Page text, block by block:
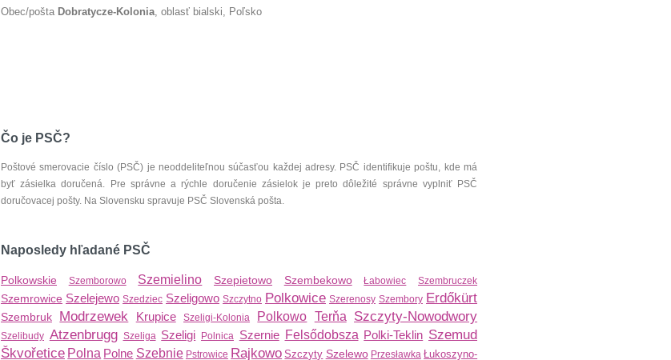
Obec/pošta Dobratycze-Kolonia, oblasť bialski, Poľsko
Čo je PSČ?
Poštové smerovacie číslo (PSČ) je neoddeliteľnou súčasťou každej adresy. PSČ identifikuje poštu, kde má
byť zásielka doručená. Pre správne a rýchle doručenie zásielok je preto dôležité správne vyplniť PSČ
doručovacej pošty. Na Slovensku spravuje PSČ Slovenská pošta.
Naposledy hľadané PSČ
Polkowskie Szemborowo Szemielino Szepietowo Szembekowo Łabowiec Szembruczek
Szemrowice Szelejewo Szedziec Szeligowo Szczytno Polkowice Szerenosy Szembory Erdőkürt
Szembruk Modrzewek Krupice Szeligi-Kolonia Polkowo Terňa Szczyty-Nowodwory
Szelibudy Atzenbrugg Szeliga Szeligi Polnica Szernie Felsődobsza Polki-Teklin Szemud
Škvořetice Polna Polne Szebnie Pstrowice Rajkowo Szczyty Szelewo Przesławka Łukoszyno-